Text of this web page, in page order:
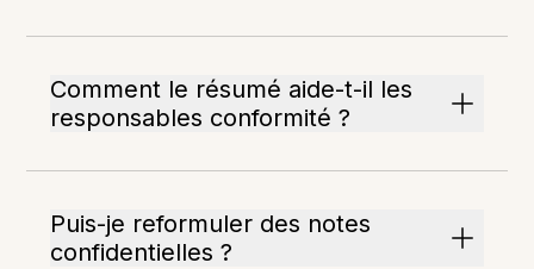
Comment le résumé aide-t-il les
responsables conformité ?
Puis-je reformuler des notes
confidentielles ?